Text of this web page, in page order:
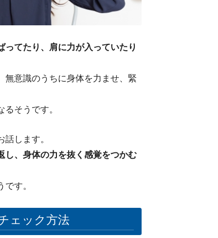
ってたり、肩に力が入っていたり
無意識のうちに身体を力ませ、緊
そうです。
します。
し、身体の力を抜く感覚をつかむ
す。
ェック方法